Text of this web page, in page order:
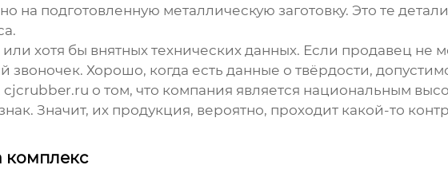
на подготовленную металлическую заготовку. Это те
хотя бы внятных технических данных. Если продавец не
Хорошо, когда есть данные о твёрдости,
cjcrubber.ru о том, что компания является национальным
Значит, их продукция, вероятно, проходит какой-то
комплекс